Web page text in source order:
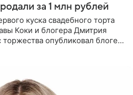
за 1 млн рублей
куска свадебного торта
Коки и блогера Дмитрия
опубликовал блогер